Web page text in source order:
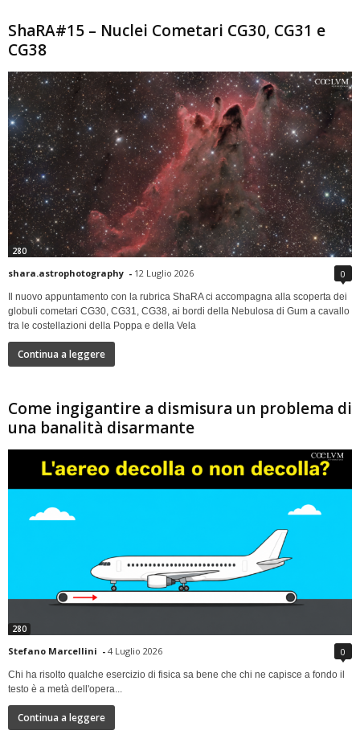
ShaRA#15 – Nuclei Cometari CG30, CG31 e
CG38
280
shara.astrophotography - 12 Luglio 2026 0
Il nuovo appuntamento con la rubrica ShaRA ci accompagna alla scoperta dei
globuli cometari CG30, CG31, CG38, ai bordi della Nebulosa di Gum a cavallo
tra le costellazioni della Poppa e della Vela
Continua a leggere
Come ingigantire a dismisura un problema di
una banalità disarmante
280
Stefano Marcellini - 4 Luglio 2026 0
Chi ha risolto qualche esercizio di fisica sa bene che chi ne capisce a fondo il
testo è a metà dell'opera...
Continua a leggere